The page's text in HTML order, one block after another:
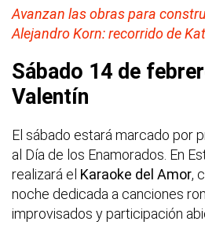
Avanzan las obras para
Alejandro Korn: recorrido de
Sábado 14 de
Valentín
El sábado estará marcado por
al Día de los Enamorados. En
realizará el Karaoke del Amor,
noche dedicada a canciones
improvisados y participación